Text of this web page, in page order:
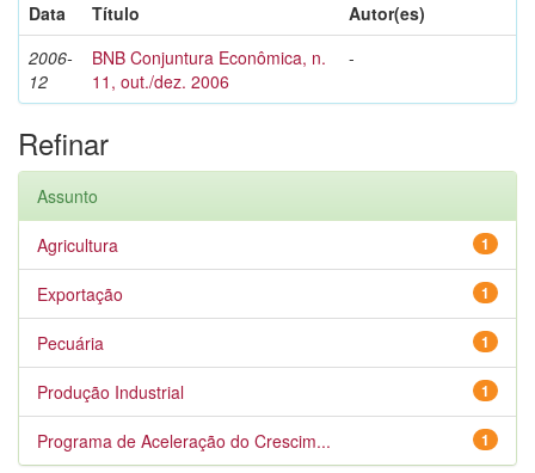
Data
Título
Autor(es)
2006-
12
BNB Conjuntura Econômica, n.
11, out./dez. 2006
-
Refinar
Assunto
1
Agricultura
1
Exportação
1
Pecuária
1
Produção Industrial
1
Programa de Aceleração do Crescim...